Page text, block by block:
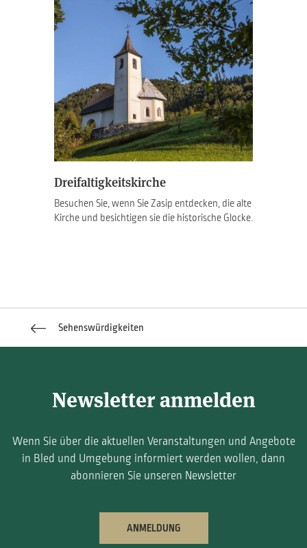
Dreifaltigkeitskirche
Besuchen Sie, wenn Sie Zasip entdecken, die alte
Kirche und besichtigen sie die historische Glocke.
Sehenswürdigkeiten
Newsletter anmelden
Wenn Sie über die aktuellen Veranstaltungen und Angebote
in Bled und Umgebung informiert werden wollen, dann
abonnieren Sie unseren Newsletter
ANMELDUNG